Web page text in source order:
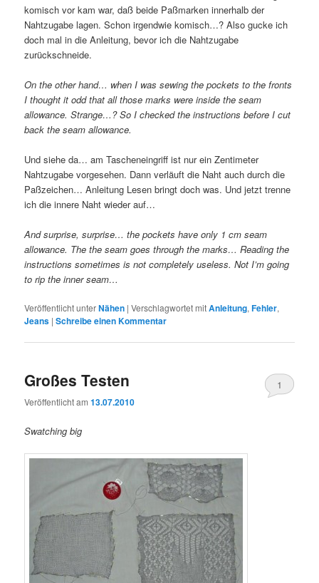
komisch vor kam war, daß beide Paßmarken innerhalb der
Nahtzugabe lagen. Schon irgendwie komisch…? Also gucke ich
doch mal in die Anleitung, bevor ich die Nahtzugabe
zurückschneide.
On the other hand… when I was sewing the pockets to the fronts
I thought it odd that all those marks were inside the seam
allowance. Strange…? So I checked the instructions before I cut
back the seam allowance.
Und siehe da… am Tascheneingriff ist nur ein Zentimeter
Nahtzugabe vorgesehen. Dann verläuft die Naht auch durch die
Paßzeichen… Anleitung Lesen bringt doch was. Und jetzt trenne
ich die innere Naht wieder auf…
And surprise, surprise… the pockets have only 1 cm seam
allowance. The the seam goes through the marks… Reading the
instructions sometimes is not completely useless. Not I’m going
to rip the inner seam…
Veröffentlicht unterNähen |Verschlagwortet mitAnleitung,Fehler,
Jeans |Schreibe einen Kommentar
Großes Testen
Veröffentlicht am13.07.2010
1
Swatching big